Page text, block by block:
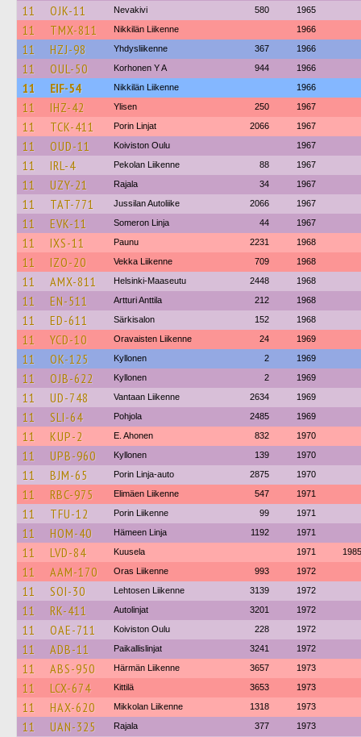
11 OJK-11 Nevakivi 580 1965
11 TMX-811 Nikkilän Liikenne 1966
11 HZJ-98 Yhdysliikenne 367 1966
11 OUL-50 Korhonen Y A 944 1966
11 EIF-54 Nikkilän Liikenne 1966
11 IHZ-42 Ylisen 250 1967
11 TCK-411 Porin Linjat 2066 1967
11 OUD-11 Koiviston Oulu 1967
11 IRL-4 Pekolan Liikenne 88 1967
11 UZY-21 Rajala 34 1967
11 TAT-771 Jussilan Autoliike 2066 1967
11 EVK-11 Someron Linja 44 1967
11 IXS-11 Paunu 2231 1968
11 IZO-20 Vekka Liikenne 709 1968
11 AMX-811 Helsinki-Maaseutu 2448 1968
11 EN-511 Artturi Anttila 212 1968
11 ED-611 Särkisalon 152 1968
11 YCD-10 Oravaisten Liikenne 24 1969
11 OK-125 Kyllonen 2 1969
11 OJB-622 Kyllonen 2 1969
11 UD-748 Vantaan Liikenne 2634 1969
11 SLI-64 Pohjola 2485 1969
11 KUP-2 E. Ahonen 832 1970
11 UPB-960 Kyllonen 139 1970
11 BJM-65 Porin Linja-auto 2875 1970
11 RBC-975 Elimäen Liikenne 547 1971
11 TFU-12 Porin Liikenne 99 1971
11 HOM-40 Hämeen Linja 1192 1971
11 LVD-84 Kuusela 1971 1985
11 AAM-170 Oras Liikenne 993 1972
11 SOI-30 Lehtosen Liikenne 3139 1972
11 RK-411 Autolinjat 3201 1972
11 OAE-711 Koiviston Oulu 228 1972
11 ADB-11 Paikallislinjat 3241 1972
11 ABS-950 Härmän Liikenne 3657 1973
11 LCX-674 Kittilä 3653 1973
11 HAX-620 Mikkolan Liikenne 1318 1973
11 UAN-325 Rajala 377 1973